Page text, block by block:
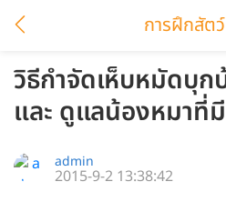
การฝึกสัต
วิธีกำจัดเห็บหมัดบุก
และ ดูแลน้องหมาที่
admin
2015-9-2 13:38:42